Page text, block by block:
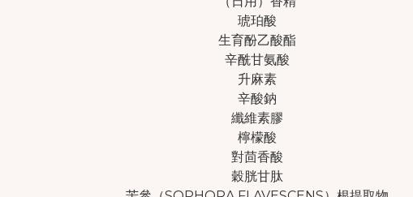
琥珀酸
生育酚乙酸酯
辛酰甘氨酸
升麻素
辛酸鈉
纖維素膠
檸檬酸
對茴香酸
穀胱甘肽